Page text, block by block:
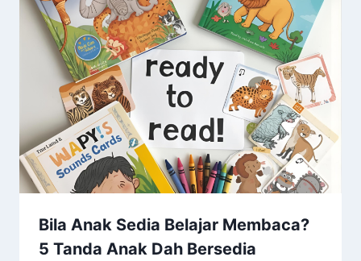
Bila Anak Sedia Belajar Membaca?
5 Tanda Anak Dah Bersedia